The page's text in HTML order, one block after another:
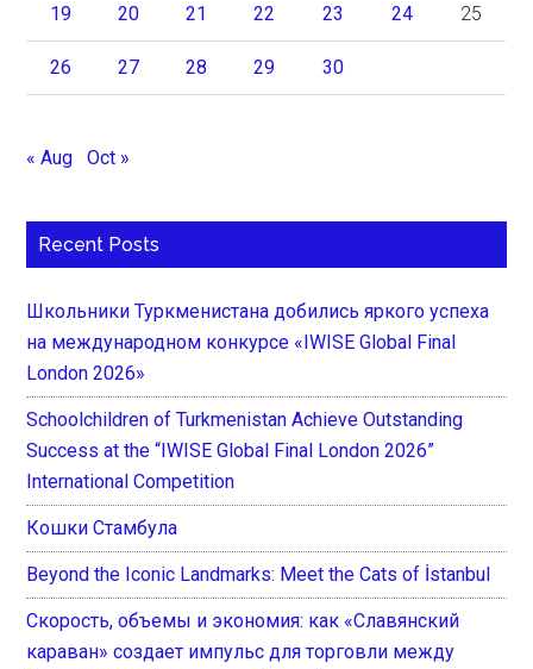
19 20 21 22 23 24 25
26 27 28 29 30
« Aug Oct »
Recent Posts
Школьники Туркменистана добились яркого успеха
на международном конкурсе «IWISE Global Final
London 2026»
Schoolchildren of Turkmenistan Achieve Outstanding
Success at the “IWISE Global Final London 2026”
International Competition
Кошки Стамбула
Beyond the Iconic Landmarks: Meet the Cats of İstanbul
Скорость, объемы и экономия: как «Славянский
караван» создает импульс для торговли между